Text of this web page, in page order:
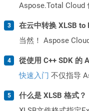
Aspose.Total Cloud
在云中转换 XLSB to
当然！ Aspose
從使用 C++ SDK 的
快速入门 不仅指导
什么是 XLSB 格式？